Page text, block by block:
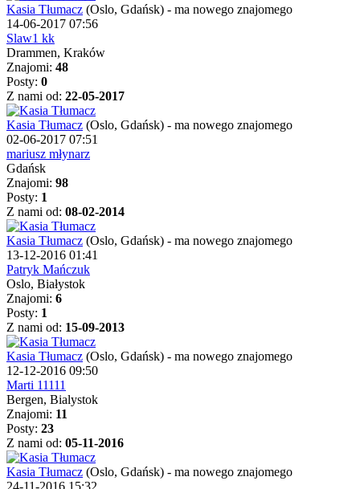
Kasia Tłumacz (Oslo, Gdańsk) - ma nowego znajomego
14-06-2017 07:56
Slaw1 kk
Drammen, Kraków
Znajomi: 48
Posty: 0
Z nami od: 22-05-2017
Kasia Tłumacz (Oslo, Gdańsk) - ma nowego znajomego
02-06-2017 07:51
mariusz młynarz
Gdańsk
Znajomi: 98
Posty: 1
Z nami od: 08-02-2014
Kasia Tłumacz (Oslo, Gdańsk) - ma nowego znajomego
13-12-2016 01:41
Patryk Mańczuk
Oslo, Białystok
Znajomi: 6
Posty: 1
Z nami od: 15-09-2013
Kasia Tłumacz (Oslo, Gdańsk) - ma nowego znajomego
12-12-2016 09:50
Marti 11111
Bergen, Bialystok
Znajomi: 11
Posty: 23
Z nami od: 05-11-2016
Kasia Tłumacz (Oslo, Gdańsk) - ma nowego znajomego